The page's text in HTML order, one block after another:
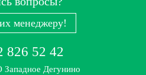
менеджеру!
826 52 42
Дегунино